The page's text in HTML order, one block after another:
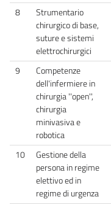
8
Strumentario
chirurgico di base,
suture e sistemi
elettrochirurgici
9
Competenze
dell'infermiere in
chirurgia ''open'',
chirurgia
minivasiva e
robotica
10
Gestione della
persona in regime
elettivo ed in
regime di urgenza